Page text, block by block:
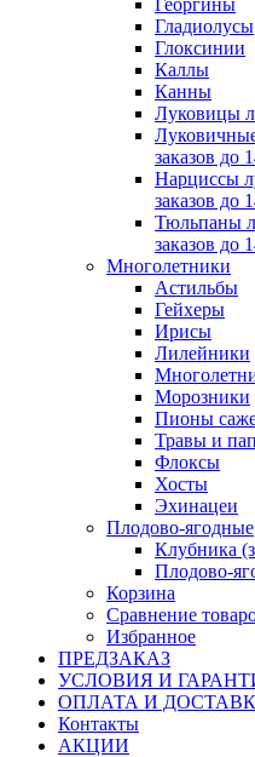
Георгины
Гладиолусы
Глоксинии
Каллы
Канны
Луковицы
заказов до
Нарциссы
заказов до
Тюльпаны
заказов до
Многолетники
Астильбы
Гейхеры
Ирисы
Лилейники
Морозники
Пионы
Травы и
Флоксы
Хосты
Эхинацеи
Плодово-ягодные
Клубника
Плодово-
Корзина
Сравнение
Избранное
ПРЕДЗАКАЗ
УСЛОВИЯ И
ОПЛАТА И
Контакты
АКЦИИ